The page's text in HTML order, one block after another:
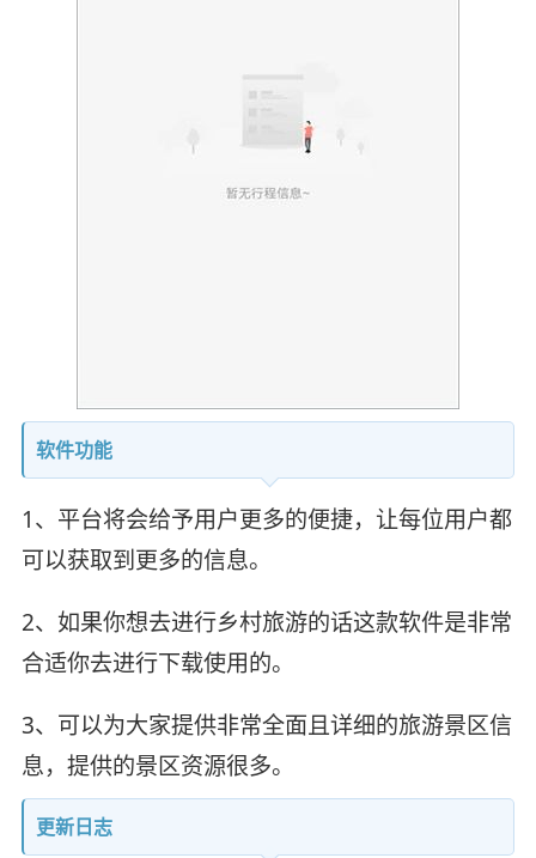
软件功能
1、平台将会给予用户更多的便捷，让每位用户都
可以获取到更多的信息。
2、如果你想去进行乡村旅游的话这款软件是非常
合适你去进行下载使用的。
3、可以为大家提供非常全面且详细的旅游景区信
息，提供的景区资源很多。
更新日志